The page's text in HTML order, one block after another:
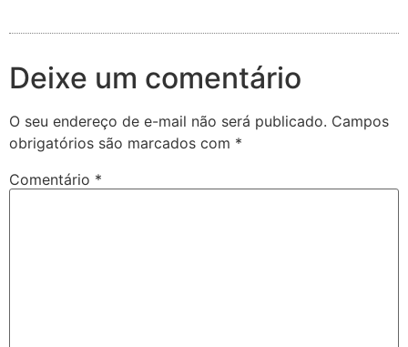
Deixe um comentário
O seu endereço de e-mail não será publicado. Campos
obrigatórios são marcados com *
Comentário *